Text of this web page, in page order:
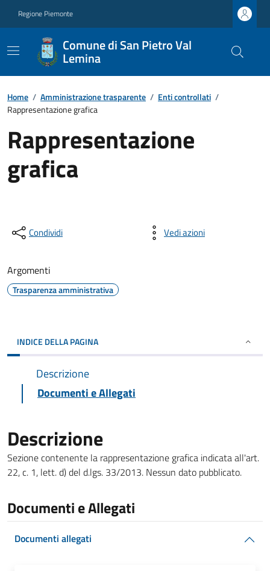
Regione Piemonte
Comune di San Pietro Val
Lemina
Home / Amministrazione trasparente / Enti controllati /
Rappresentazione grafica
Rappresentazione
grafica
Condividi Vedi azioni
Argomenti
Trasparenza amministrativa
INDICE DELLA PAGINA
Descrizione
Documenti e Allegati
Descrizione
Sezione contenente la rappresentazione grafica indicata all'art.
22, c. 1, lett. d) del d.lgs. 33/2013. Nessun dato pubblicato.
Documenti e Allegati
Documenti allegati